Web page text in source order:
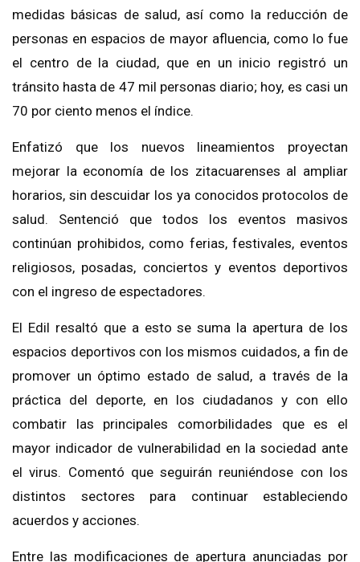
medidas básicas de salud, así como la reducción de
personas en espacios de mayor afluencia, como lo fue
el centro de la ciudad, que en un inicio registró un
tránsito hasta de 47 mil personas diario; hoy, es casi un
70 por ciento menos el índice.
Enfatizó que los nuevos lineamientos proyectan
mejorar la economía de los zitacuarenses al ampliar
horarios, sin descuidar los ya conocidos protocolos de
salud. Sentenció que todos los eventos masivos
continúan prohibidos, como ferias, festivales, eventos
religiosos, posadas, conciertos y eventos deportivos
con el ingreso de espectadores.
El Edil resaltó que a esto se suma la apertura de los
espacios deportivos con los mismos cuidados, a fin de
promover un óptimo estado de salud, a través de la
práctica del deporte, en los ciudadanos y con ello
combatir las principales comorbilidades que es el
mayor indicador de vulnerabilidad en la sociedad ante
el virus. Comentó que seguirán reuniéndose con los
distintos sectores para continuar estableciendo
acuerdos y acciones.
Entre las modificaciones de apertura anunciadas por